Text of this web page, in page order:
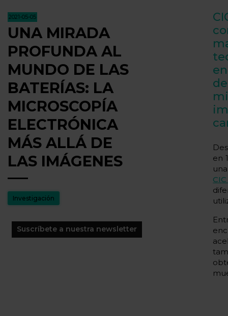
2021-05-05
UNA MIRADA
PROFUNDA AL
MUNDO DE LAS
BATERÍAS: LA
MICROSCOPÍA
ELECTRÓNICA
MÁS ALLÁ DE
LAS IMÁGENES
Investigación
Suscríbete a nuestra newsletter
en